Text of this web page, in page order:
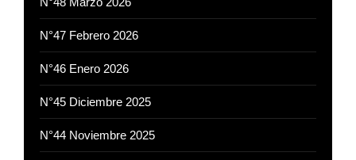
N°47 Febrero 2026
N°46 Enero 2026
N°45 Diciembre 2025
N°44 Noviembre 2025